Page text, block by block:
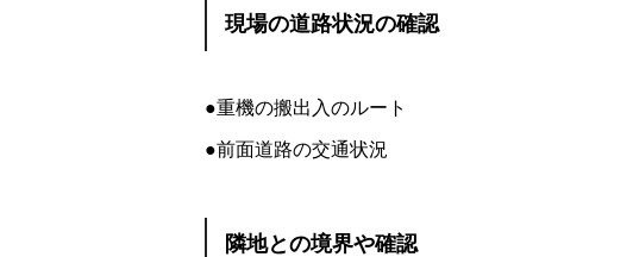
現場の道路状況の確認
●重機の搬出入のルート
●前面道路の交通状況
隣地との境界や確認